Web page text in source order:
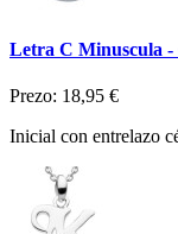
Letra C Minuscula -
Prezo: 18,95 €
Inicial con entrelazo